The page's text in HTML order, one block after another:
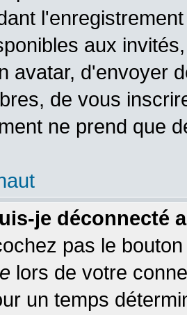
aux
avatar, d'envoyer
de vous
ne prend que
je déconnecté
pas le
lors de votre
un temps